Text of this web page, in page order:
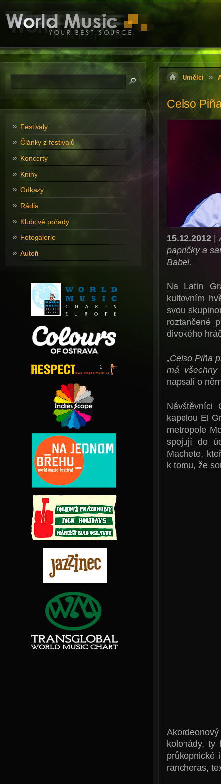
Umělci
Celso
15.12.2012|
papričky a
Babel.
Na Latin
kultovním
svou
roztančené
divokého
„Celso Piña
má
napsali o
Návštěvníci
kapelou El
metropole
spojují do
Machete,
k tomu, že
kolonády,
průkopnické
rancheras,
Festivaly
Články z festivalů
Koncerty
Knihy
Odkazy
Rádia
Klubové pořady
Fotogalerie
Autoři